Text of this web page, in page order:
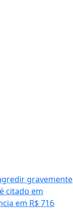
gravemente
citado em
em R$ 716